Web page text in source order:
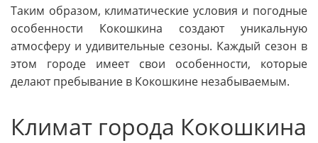
Таким образом, климатические условия и погодные
особенности Кокошкина создают уникальную
атмосферу и удивительные сезоны. Каждый сезон в
этом городе имеет свои особенности, которые
делают пребывание в Кокошкине незабываемым.
Климат города Кокошкина